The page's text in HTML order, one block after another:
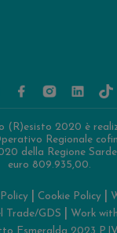
(R)esisto 2020 è
Regionale
della Regione
euro 809.935,00.
| Cookie Policy |
Trade/GDS | Work
Esmeralda 2023